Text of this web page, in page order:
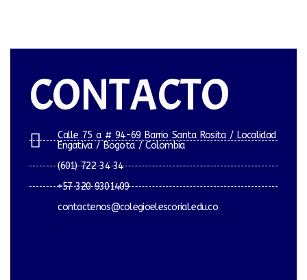
CONTACTO
Calle 75 a # 94-69 Barrio Santa Rosita / Localidad
Engativa / Bogota / Colombia
(601) 722 34 34
+57 320 9301409
contactenos@colegioelescorial.edu.co